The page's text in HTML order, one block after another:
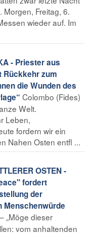
Morgen, Freitag, 6.
wieder auf. Im
- Priester aus
Rückkehr zum
die Wunden des
Colombo (Fides)
Welt.
Leben,
fordern wir ein
Nahen Osten entfl ...
OSTEN -
fordert
der
Menschenwürde
„Möge dieser
vom anhaltenden